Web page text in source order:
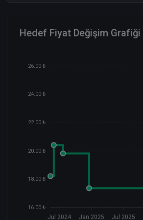
Hedef Fiyat Değişim Grafiği
26.00 ₺
24.00 ₺
22.00 ₺
20.00 ₺
18.00 ₺
16.00 ₺
Jul 2024 Jan 2025 Jul 2025